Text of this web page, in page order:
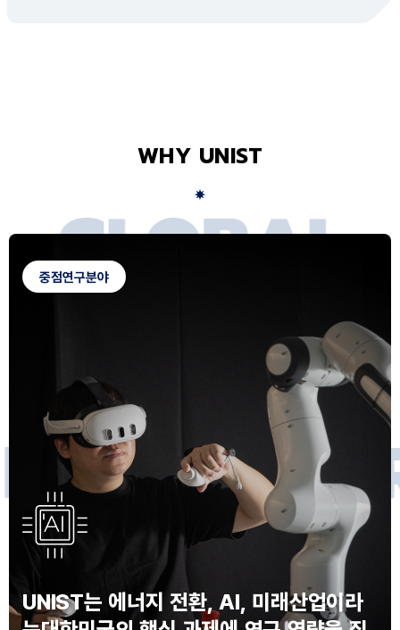
WHY UNIST
GLOBAL
CA S
R
FU TU RE
NNOVATO
S
중점연구분야
UNIST는 에너지 전환, AI, 미래산업이라